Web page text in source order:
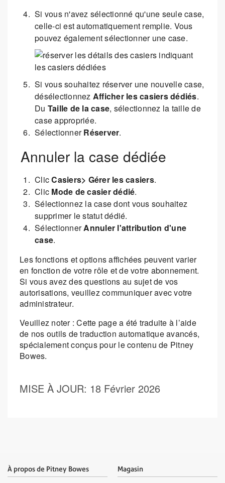
Si vous n'avez sélectionné qu'une seule case,
celle-ci est automatiquement remplie. Vous
pouvez également sélectionner une case.
Si vous souhaitez réserver une nouvelle case,
désélectionnez Afficher les casiers dédiés.
Du Taille de la case, sélectionnez la taille de
case appropriée.
SélectionnerRéserver.
Annuler la case dédiée
ClicCasiers> Gérer les casiers.
Clic Mode de casier dédié.
Sélectionnez la case dont vous souhaitez
supprimer le statut dédié.
SélectionnerAnnuler l'attribution d'une
case.
Les fonctions et options affichées peuvent varier
en fonction de votre rôle et de votre abonnement.
Si vous avez des questions au sujet de vos
autorisations, veuillez communiquer avec votre
administrateur.
Veuillez noter : Cette page a été traduite à l’aide
de nos outils de traduction automatique avancés,
spécialement conçus pour le contenu de Pitney
Bowes.
MISE À JOUR: 18 Février 2026
À propos de Pitney Bowes Magasin